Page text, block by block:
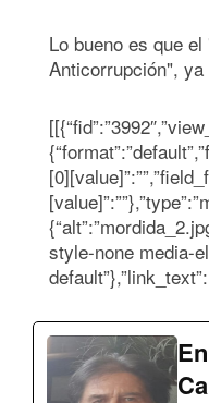
Lo bueno es que
Anticorrupción",
style-none media-